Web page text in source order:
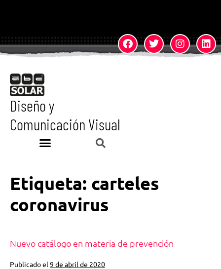
Diseño y
Comunicación Visual
Etiqueta: carteles
coronavirus
Nuevo catálogo en materia de prevención
Publicado el 9 de abril de 2020